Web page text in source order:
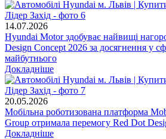
14.07.2026
Hyundai Motor здобуває найвищі
Design Concept 2026 за досягнення у
майбутнього
Докладніше
20.05.2026
Мобільна роботизована платформа
Group отримала перемогу Red Dot
Докладніше